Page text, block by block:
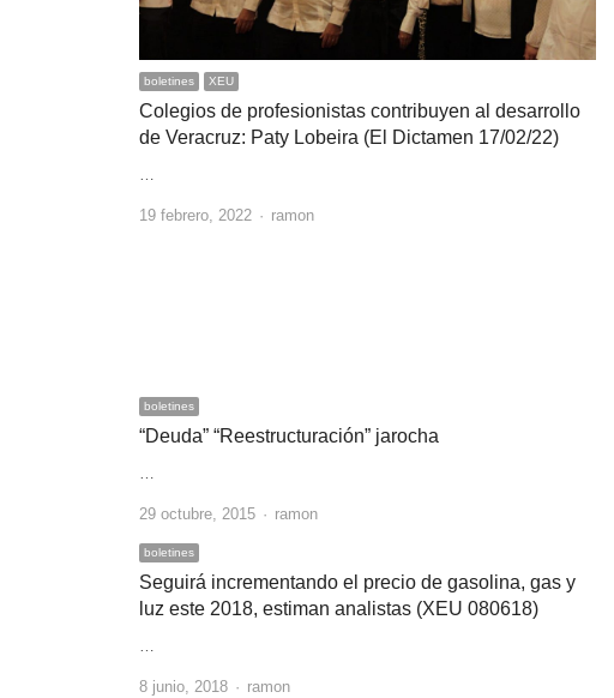
boletines XEU
Colegios de profesionistas contribuyen al desarrollo
de Veracruz: Paty Lobeira (El Dictamen 17/02/22)
…
19 febrero, 2022 Author
ramon
boletines
“Deuda” “Reestructuración” jarocha
…
29 octubre, 2015 Author
ramon
boletines
Seguirá incrementando el precio de gasolina, gas y
luz este 2018, estiman analistas (XEU 080618)
…
8 junio, 2018 Author
ramon